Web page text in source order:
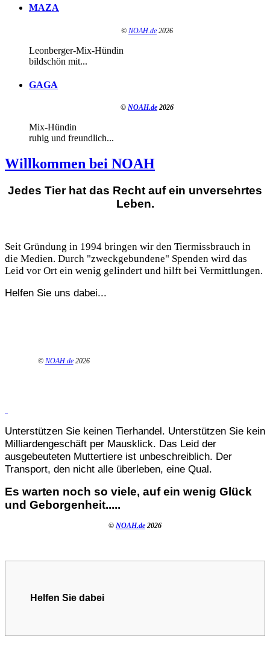
MAZA
© NOAH.de 2026
Leonberger-Mix-Hündin
bildschön mit...
GAGA
© NOAH.de 2026
Mix-Hündin
ruhig und freundlich...
Willkommen bei NOAH
Jedes Tier hat das Recht auf ein unversehrtes
Leben.
Seit Gründung in 1994 bringen wir den Tiermissbrauch in
die Medien. Durch "zweckgebundene" Spenden wird das
Leid vor Ort ein wenig gelindert und hilft bei Vermittlungen.
Helfen Sie uns dabei...
© NOAH.de 2026
Unterstützen Sie keinen Tierhandel. Unterstützen Sie kein
Milliardengeschäft per Mausklick. Das Leid der
ausgebeuteten Muttertiere ist unbeschreiblich. Der
Transport, den nicht alle überleben, eine Qual.
Es warten noch so viele, auf ein wenig Glück
und Geborgenheit.....
© NOAH.de 2026
Helfen Sie dabei